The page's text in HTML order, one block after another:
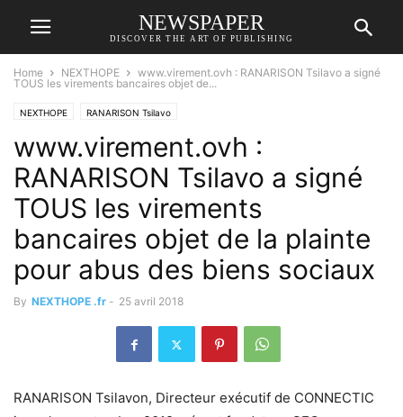
NEWSPAPER
DISCOVER THE ART OF PUBLISHING
Home NEXTHOPE
www.virement.ovh : RANARISON Tsilavo a signé
TOUS les virements bancaires objet de...
NEXTHOPE RANARISON Tsilavo
www.virement.ovh :
RANARISON Tsilavo a signé
TOUS les virements
bancaires objet de la plainte
pour abus des biens sociaux
By NEXTHOPE .fr - 25 avril 2018
RANARISON Tsilavon, Directeur exécutif de CONNECTIC